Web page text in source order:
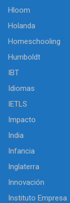
Hloom
Holanda
Homeschooling
Humboldt
IBT
Idiomas
IETLS
Impacto
India
Infancia
Inglaterra
Innovación
Instituto Empresa